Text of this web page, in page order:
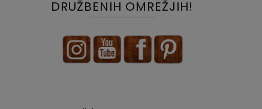
DRUŽBENIH OMREŽJIH!